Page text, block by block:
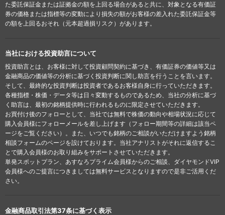
た委託保証金または証拠金の額を上回る場合があると共に、対象となる有価証
券の価格または指標等の変動により損失の額がお客様の差入れた委託保証金等
の額を上回るおそれ（元本超過損リスク）があります。
当社における投資助言について
投資助言とは、お客様に対して投資顧問契約に基づき、有価証券の価値等又は
金融商品の価値等の分析に基づく投資判断に関し助言を行うことを言います。
そして、最終的な投資判断は投資者であるお客様自身に行っていただきます。
各種指標・株価・データ等は日々変動するものであるため、当社の分析に基づ
く助言は、最初の銘柄提供時に行われるものに限定させていただきます。
お買付け後のフォローとして、当社では無料で株価の動向や相場状況に応じて
購入会員様にフォローメールを差し上げます（フォロー期間等の詳細は該当ペ
ージをご覧ください）。また、いつでも銘柄のご相談がいただけますよう銘柄
相談フォームのページを設けております。当社アナリストがそれに返信するこ
とで購入会員様のお取り組みをサポートさせていただきます。
単発スポットプラン、あすなろプライム会員様からのご相談、ダイヤモンドVIP
会員様へのご提言につきましては無料サービスとなりますので是非ご活用くだ
さい。
金融商品取引法第37条に基づく表示